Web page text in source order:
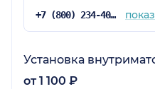
+7 (800) 234-40-50
Установка
от 1 100 ₽